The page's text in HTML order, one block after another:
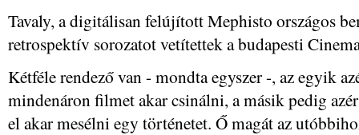
Tavaly, a digitálisan felújított Mephisto országos
retrospektív sorozatot vetítettek a budapesti
Kétféle rendező van - mondta egyszer -, az egyik
mindenáron filmet akar csinálni, a másik pedig
el akar mesélni egy történetet. Ő magát az